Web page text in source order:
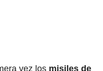
vez los misiles de